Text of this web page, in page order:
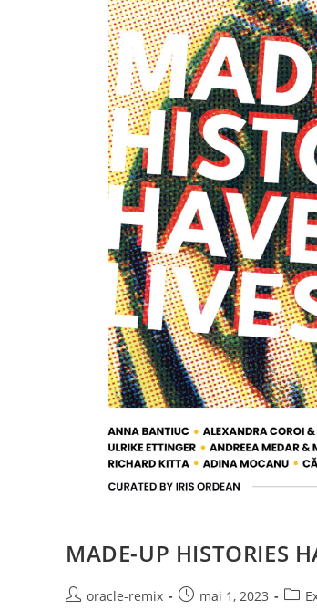
MADE-UP HISTORIES
oracle-remix mai 1, 2023